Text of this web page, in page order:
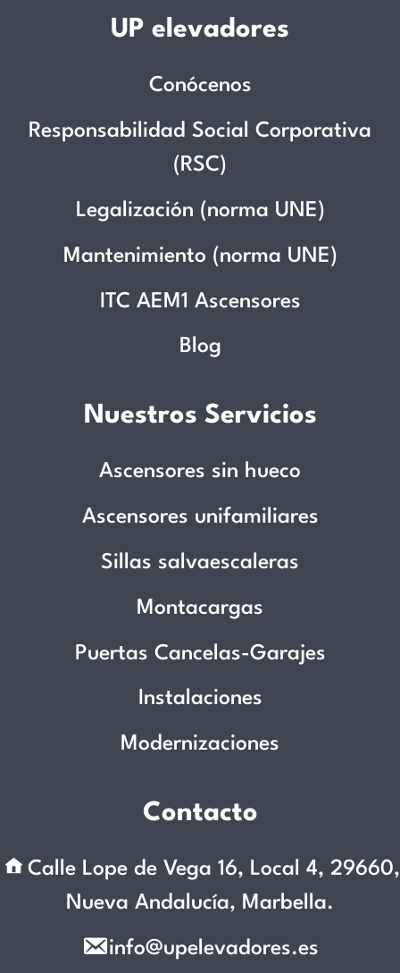
UP elevadores
Conócenos
Responsabilidad Social Corporativa
(RSC)
Legalización (norma UNE)
Mantenimiento (norma UNE)
ITC AEM1 Ascensores
Blog
Nuestros Servicios
Ascensores sin hueco
Ascensores unifamiliares
Sillas salvaescaleras
Montacargas
Puertas Cancelas-Garajes
Instalaciones
Modernizaciones
Contacto
Calle Lope de Vega 16, Local 4, 29660,
Nueva Andalucía, Marbella.
info@upelevadores.es